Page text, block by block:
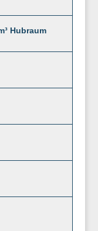
Hubraum